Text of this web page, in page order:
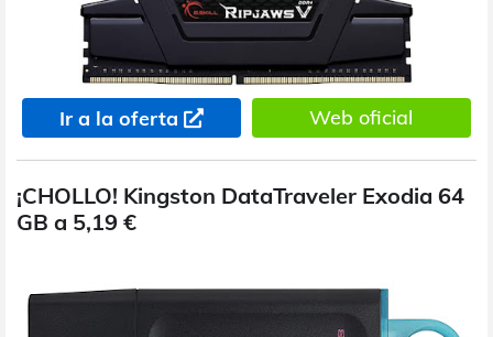
Ir a la oferta Web oficial
¡CHOLLO! Kingston DataTraveler Exodia 64
GB a 5,19 €